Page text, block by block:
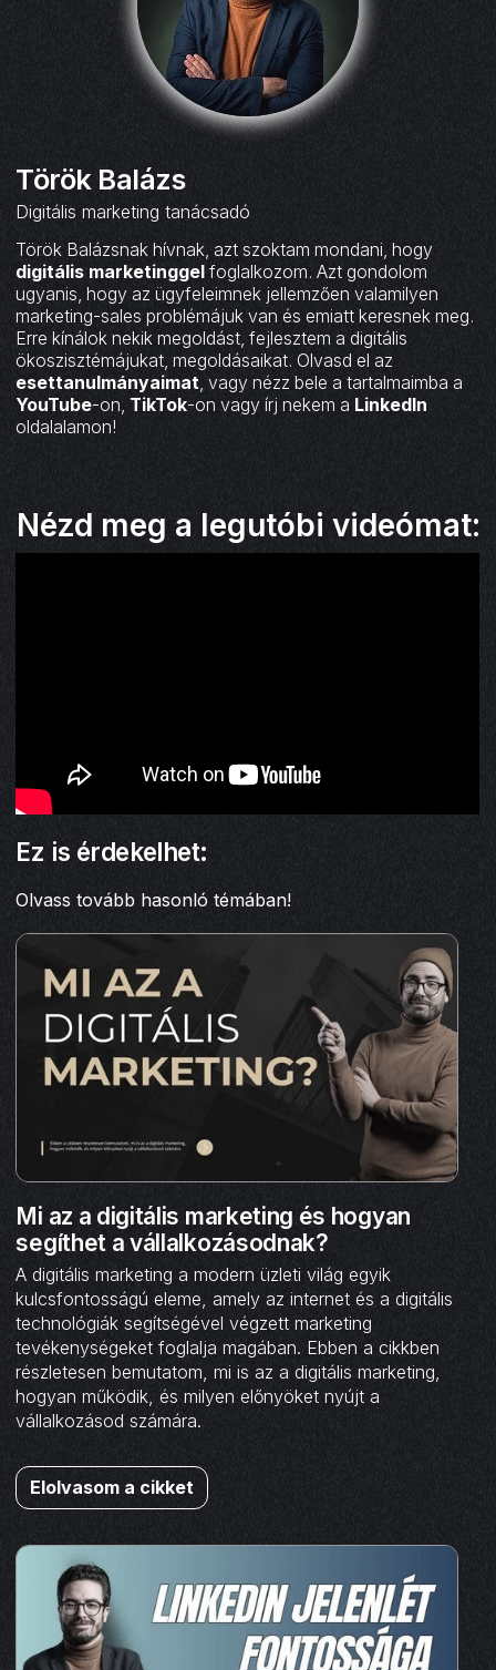
Török Balázs
Digitális marketing tanácsadó
Török Balázsnak hívnak, azt szoktam mondani, hogy
digitális marketinggel foglalkozom. Azt gondolom
ugyanis, hogy az ügyfeleimnek jellemzően valamilyen
marketing-sales problémájuk van és emiatt keresnek meg.
Erre kínálok nekik megoldást, fejlesztem a digitális
ökoszisztémájukat, megoldásaikat. Olvasd el az
esettanulmányaimat, vagy nézz bele a tartalmaimba a
YouTube-on, TikTok-on vagy írj nekem a LinkedIn
oldalalamon!
Nézd meg a legutóbi videómat:
Ez is érdekelhet:
Olvass tovább hasonló témában!
Mi az a digitális marketing és hogyan
segíthet a vállalkozásodnak?
A digitális marketing a modern üzleti világ egyik
kulcsfontosságú eleme, amely az internet és a digitális
technológiák segítségével végzett marketing
tevékenységeket foglalja magában. Ebben a cikkben
részletesen bemutatom, mi is az a digitális marketing,
hogyan működik, és milyen előnyöket nyújt a
vállalkozásod számára.
Elolvasom a cikket